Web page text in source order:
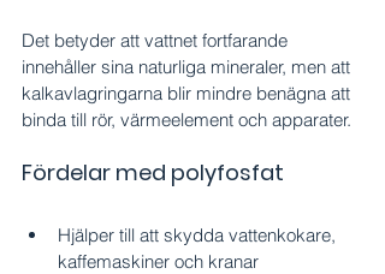
Det betyder att vattnet fortfarande
innehåller sina naturliga mineraler, men att
kalkavlagringarna blir mindre benägna att
binda till rör, värmeelement och apparater.
Fördelar med polyfosfat
Hjälper till att skydda vattenkokare,
kaffemaskiner och kranar